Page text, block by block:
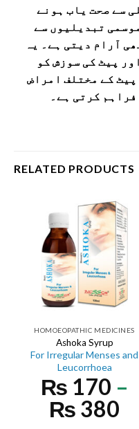
سے صحت یاب ہونے
تبدیلیوں سے
آرام دیتی ہے۔ یہ
پیٹ کی سوزش کو
کے مختلف امراض
کرتی ہے۔
RELATED PRODUCTS
HOMOEOPATHIC MEDICINES
Ashoka Syrup
For Irregular Menses and
Leucorrhoea
₨ 170 –
₨ 380